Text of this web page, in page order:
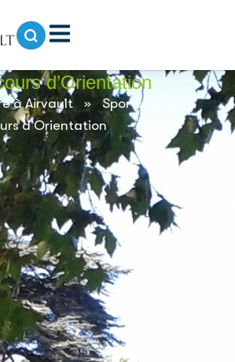
d’Orientation
à Airvault »
Sports, loisirs &
d’Orientation